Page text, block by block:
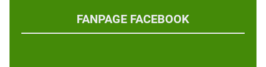
FANPAGE FACEBOOK